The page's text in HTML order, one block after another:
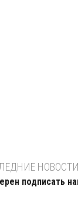
НОВОСТИ
подписать